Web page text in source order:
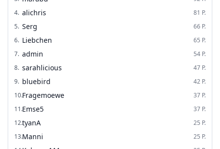
4. alichris 81 P.
5. Serg 66 P.
6. Liebchen 65 P.
7. admin 54 P.
8. sarahlicious 47 P.
9. bluebird 42 P.
10.Fragemoewe 37 P.
11.Emse5 37 P.
12.tyanA 25 P.
13.Manni 25 P.